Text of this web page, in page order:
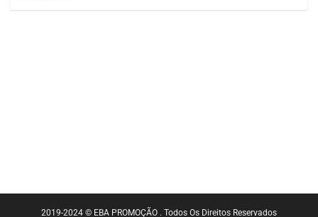
2019-2024 © EBA PROMOÇÃO . Todos Os Direitos Reservados